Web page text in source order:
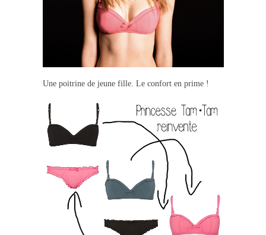
Une poitrine de jeune fille. Le confort en prime !